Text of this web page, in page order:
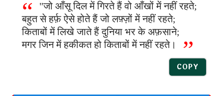
"जो आँसू दिल में गिरते हैं वो आँखों में नहीं रहते;
बहुत से हर्फ़ ऐसे होते हैं जो लफ़्ज़ों में नहीं रहते;
किताबों में लिखे जाते हैं दुनिया भर के अफ़साने;
मगर जिन में हकीकत हो किताबों में नहीं रहते।
COPY